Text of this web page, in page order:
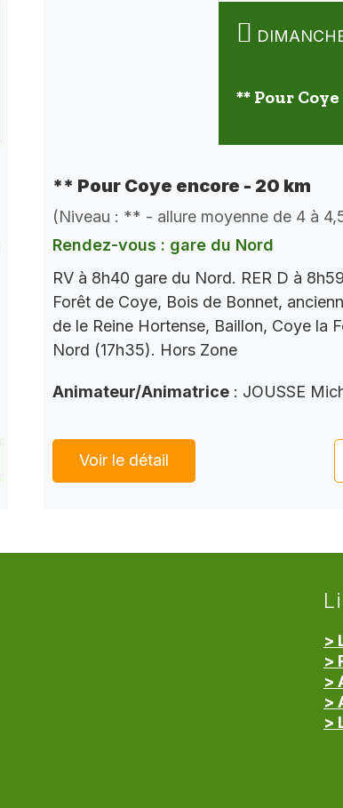
** Pour
** Pour Coye encore - 20 km
(Niveau : ** - allure moyenne de 4 à
Rendez-vous : gare du Nord
RV à 8h40 gare du Nord. RER D à
Forêt de Coye, Bois de Bonnet,
de le Reine Hortense, Baillon, Coye la
Nord (17h35). Hors Zone
Animateur/Animatrice : JOUSSE
Voir le détail
>
>
>
>
>